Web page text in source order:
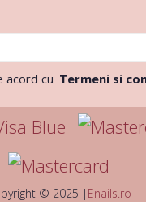
acord cu Termeni si
© 2025 | Enails.ro